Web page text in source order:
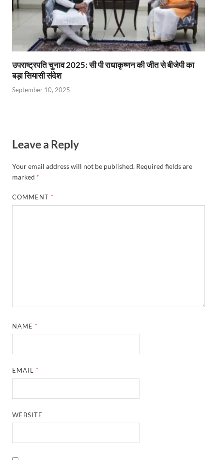
उपराष्ट्रपति चुनाव 2025: सी पी राधाकृष्णन की जीत से बीजेपी का
बड़ा सियासी संदेश
September 10, 2025
Leave a Reply
Your email address will not be published. Required fields are
marked *
COMMENT *
NAME *
EMAIL *
WEBSITE